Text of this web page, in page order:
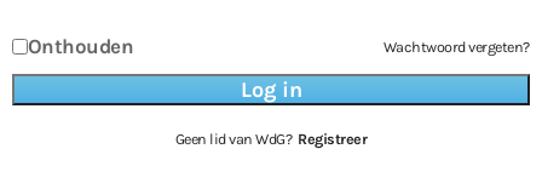
Onthouden Wachtwoord vergeten?
Geen lid van WdG? Registreer